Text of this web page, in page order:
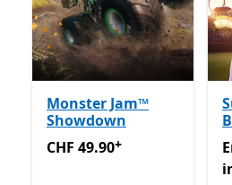
Monster Jam™
Showdown
CHF 49.90Enthält In-App-
CHF 49.90+